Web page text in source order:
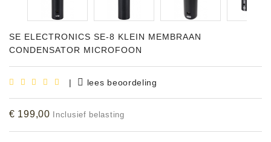
SE ELECTRONICS SE-8 KLEIN MEMBRAAN
CONDENSATOR MICROFOON
| lees beoordeling
€ 199,00 Inclusief belasting